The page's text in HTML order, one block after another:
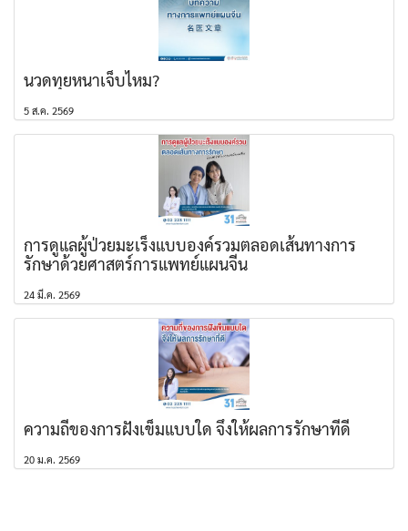
นวดทุยหนาเจ็บไหม?
5 ส.ค. 2569
การดูแลผู้ป่วยมะเร็งแบบองค์รวมตลอดเส้นทางการ
รักษาด้วยศาสตร์การแพทย์แผนจีน
24 มี.ค. 2569
ความถี่ของการฝังเข็มแบบใด จึงให้ผลการรักษาที่ดี
20 ม.ค. 2569